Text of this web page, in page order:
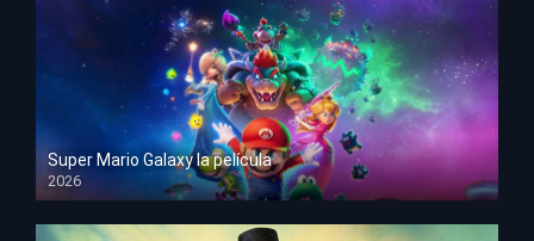
Super Mario Galaxy la película
2026
HD 1080p